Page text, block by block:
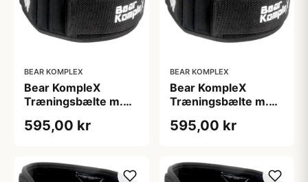
BEAR KOMPLEX
Bear KompleX
Træningsbælte m.
595,00 kr
BEAR KOMPLEX
Bear KompleX
Træningsbælte m.
595,00 kr